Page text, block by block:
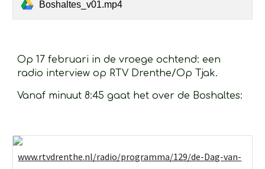
Boshaltes_v01.mp4
Op 17 februari in de vroege ochtend: een
radio interview op RTV Drenthe/Op Tjak.
Vanaf minuut 8:45 gaat het over de Boshaltes:
www.rtvdrenthe.nl/radio/programma/129/de-Dag-van-